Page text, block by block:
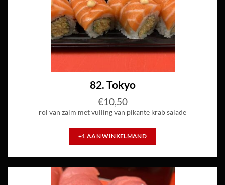
82. Tokyo
€10,50
rol van zalm met vulling van pikante krab salade
+1 AAN WINKELMAND